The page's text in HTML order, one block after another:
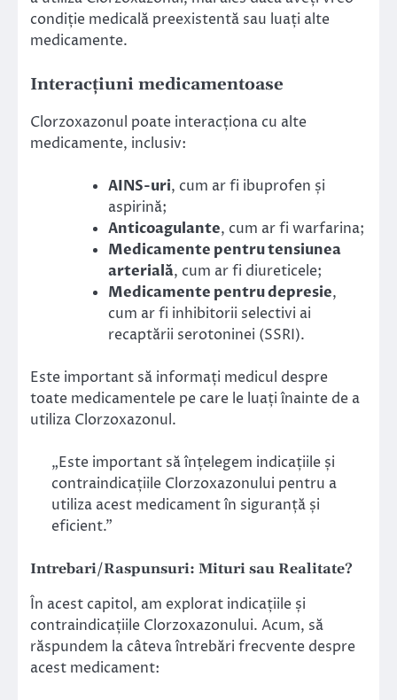
condiție medicală preexistentă sau luați alte
medicamente.
Interacțiuni medicamentoase
Clorzoxazonul poate interacționa cu alte
medicamente, inclusiv:
AINS-uri, cum ar fi ibuprofen și
aspirină;
Anticoagulante, cum ar fi warfarina;
Medicamente pentru tensiunea
arterială, cum ar fi diureticele;
Medicamente pentru depresie,
cum ar fi inhibitorii selectivi ai
recaptării serotoninei (SSRI).
Este important să informați medicul despre
toate medicamentele pe care le luați înainte de a
utiliza Clorzoxazonul.
„Este important să înțelegem indicațiile și
contraindicațiile Clorzoxazonului pentru a
utiliza acest medicament în siguranță și
eficient.”
Intrebari/Raspunsuri: Mituri sau Realitate?
În acest capitol, am explorat indicațiile și
contraindicațiile Clorzoxazonului. Acum, să
răspundem la câteva întrebări frecvente despre
acest medicament: